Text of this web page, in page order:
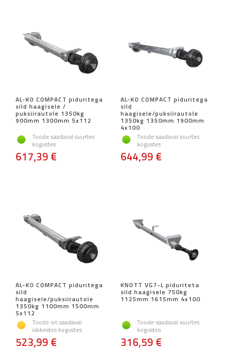
AL-KO COMPACT piduritega
sild haagisele /
puksiirautole 1350kg
900mm 1300mm 5x112
Toode saadaval suurtes
kogustes
617,39 €
AL-KO COMPACT piduritega
sild
haagisele/puksiirautole
1350kg 1350mm 1900mm
4x100
Toode saadaval suurtes
kogustes
644,99 €
AL-KO COMPACT piduritega
sild
haagisele/puksiirautole
1350kg 1100mm 1500mm
5x112
Toode on saadaval
väikestes kogustes
523,99 €
KNOTT VG7-L piduriteta
sild haagisele 750kg
1125mm 1615mm 4x100
Toode saadaval suurtes
kogustes
316,59 €